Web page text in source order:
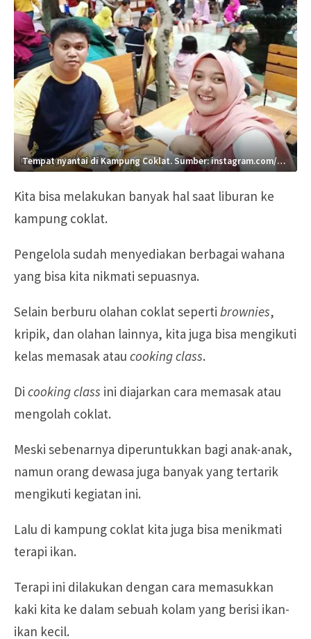
Tempat nyantai di Kampung Coklat. Sumber: instagram.com/tri.wahyuni13
Kita bisa melakukan banyak hal saat liburan ke
kampung coklat.
Pengelola sudah menyediakan berbagai wahana
yang bisa kita nikmati sepuasnya.
Selain berburu olahan coklat seperti brownies,
kripik, dan olahan lainnya, kita juga bisa mengikuti
kelas memasak atau cooking class.
Di cooking class ini diajarkan cara memasak atau
mengolah coklat.
Meski sebenarnya diperuntukkan bagi anak-anak,
namun orang dewasa juga banyak yang tertarik
mengikuti kegiatan ini.
Lalu di kampung coklat kita juga bisa menikmati
terapi ikan.
Terapi ini dilakukan dengan cara memasukkan
kaki kita ke dalam sebuah kolam yang berisi ikan-
ikan kecil.